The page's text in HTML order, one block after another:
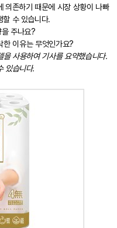
의존하기 때문에 시장 상황이 나빠
할 수 있습니다.
주나요?
이유는 무엇인가요?
사용하여 기사를 요약했습니다.
있습니다.